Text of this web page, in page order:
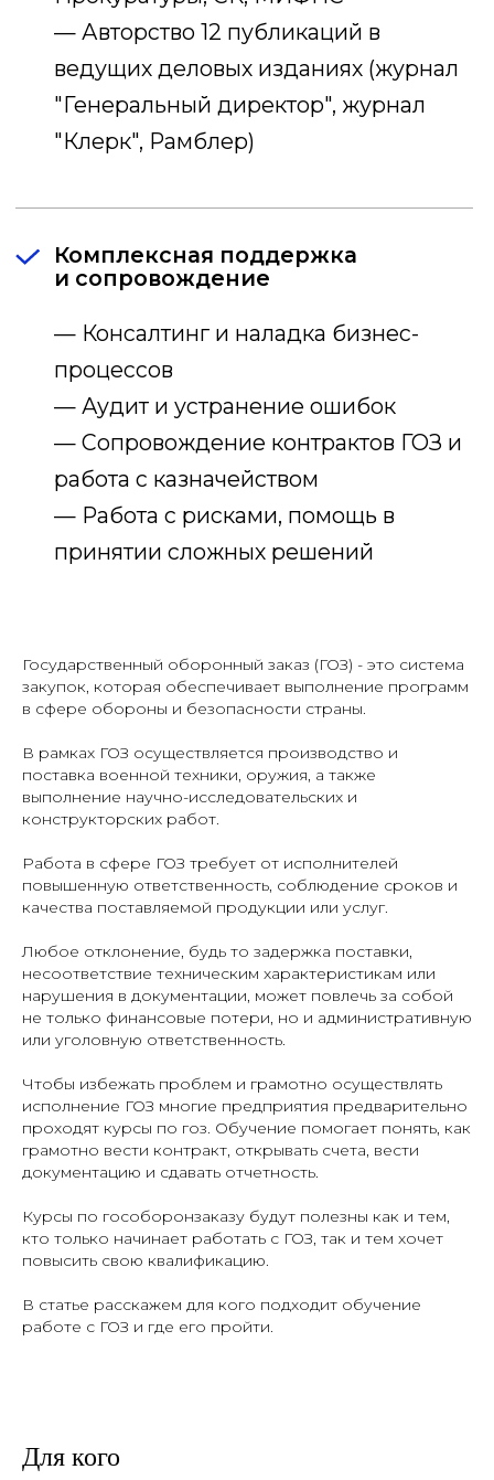
Государственный оборонный заказ (ГОЗ) - это система
закупок, которая обеспечивает выполнение программ
в сфере обороны и безопасности страны.
В рамках ГОЗ осуществляется производство и
поставка военной техники, оружия, а также
выполнение научно-исследовательских и
конструкторских работ.
Работа в сфере ГОЗ требует от исполнителей
повышенную ответственность, соблюдение сроков и
качества поставляемой продукции или услуг.
Любое отклонение, будь то задержка поставки,
несоответствие техническим характеристикам или
нарушения в документации, может повлечь за собой
не только финансовые потери, но и административную
или уголовную ответственность.
Чтобы избежать проблем и грамотно осуществлять
исполнение ГОЗ многие предприятия предварительно
проходят курсы по гоз. Обучение помогает понять, как
грамотно вести контракт, открывать счета, вести
документацию и сдавать отчетность.
Курсы по гособоронзаказу будут полезны как и тем,
кто только начинает работать с ГОЗ, так и тем хочет
повысить свою квалификацию.
В статье расскажем для кого подходит обучение
работе с ГОЗ и где его пройти.
Для кого